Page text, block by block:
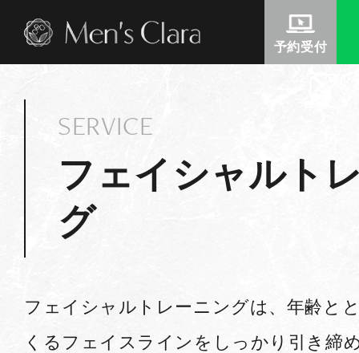
予約受付
フェイシャルト
グ
SERVICE
フェイシャルトレーニングは、年齢と
くるフェイスラインをしっかり引き締